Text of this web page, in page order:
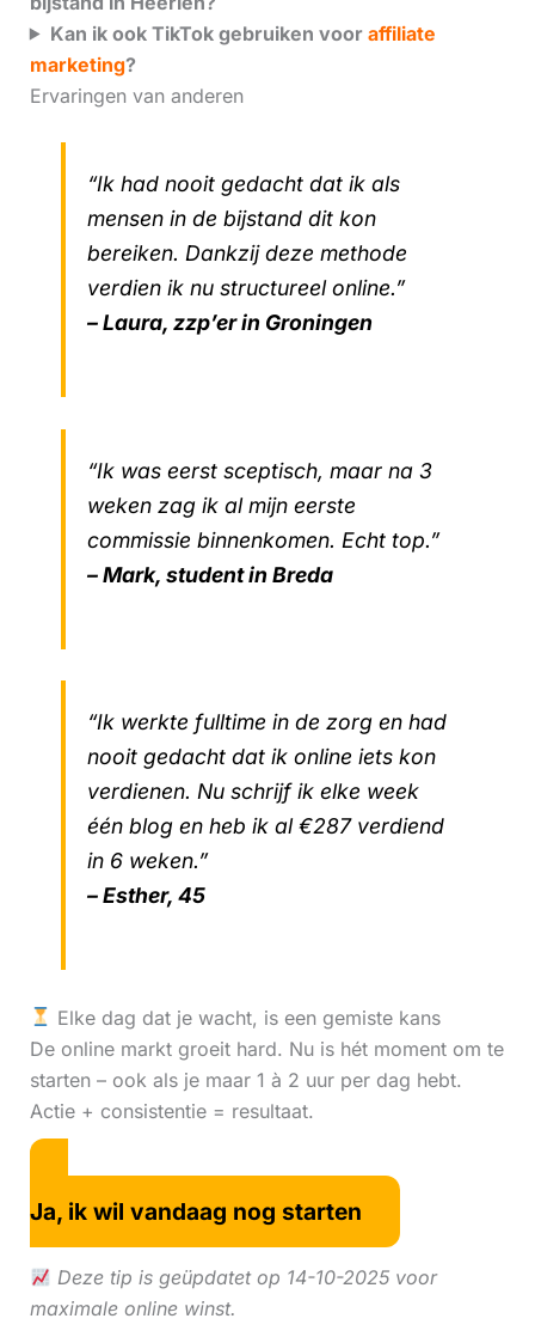
Kan ik ook TikTok gebruiken voor affiliate
marketing?
Ervaringen van anderen
“Ik had nooit gedacht dat ik als
mensen in de bijstand dit kon
bereiken. Dankzij deze methode
verdien ik nu structureel online.”
– Laura, zzp’er in Groningen
“Ik was eerst sceptisch, maar na 3
weken zag ik al mijn eerste
commissie binnenkomen. Echt top.”
– Mark, student in Breda
“Ik werkte fulltime in de zorg en had
nooit gedacht dat ik online iets kon
verdienen. Nu schrijf ik elke week
één blog en heb ik al €287 verdiend
in 6 weken.”
– Esther, 45
Elke dag dat je wacht, is een gemiste kans
De online markt groeit hard. Nu is hét moment om te
starten – ook als je maar 1 à 2 uur per dag hebt.
Actie + consistentie = resultaat.
Ja, ik wil vandaag nog starten
Deze tip is geüpdatet op 14-10-2025 voor
maximale online winst.